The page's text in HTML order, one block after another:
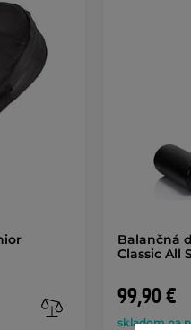
Balančná
Classic All
99,90 €
skladom na